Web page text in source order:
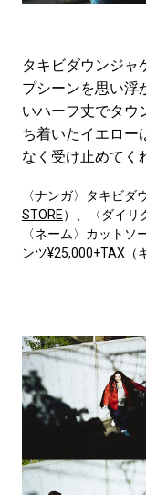
タキビダウンジャ
プシーンを思い浮
いハーフ丈でタウ
ち着いたイエロー
なく受け止めてく
〈ナンガ〉タキビダ
STORE）、〈ダイリ
〈ネーム〉カット
ンツ¥25,000+TAX（